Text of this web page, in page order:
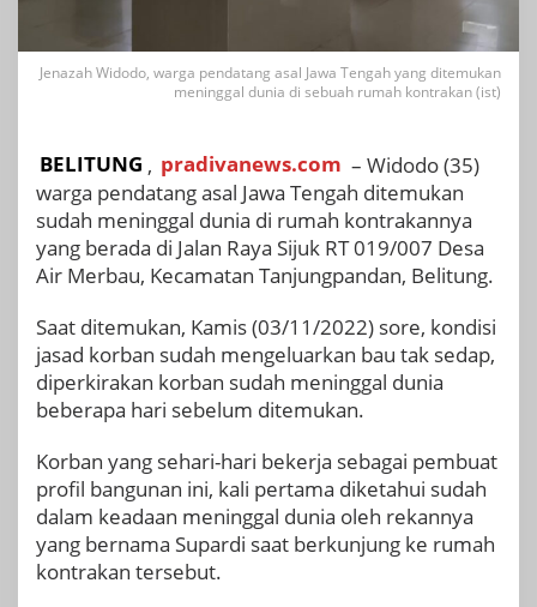
Jenazah Widodo, warga pendatang asal Jawa Tengah yang ditemukan
meninggal dunia di sebuah rumah kontrakan (ist)
BELITUNG , pradivanews.com – Widodo (35)
warga pendatang asal Jawa Tengah ditemukan
sudah meninggal dunia di rumah kontrakannya
yang berada di Jalan Raya Sijuk RT 019/007 Desa
Air Merbau, Kecamatan Tanjungpandan, Belitung.
Saat ditemukan, Kamis (03/11/2022) sore, kondisi
jasad korban sudah mengeluarkan bau tak sedap,
diperkirakan korban sudah meninggal dunia
beberapa hari sebelum ditemukan.
Korban yang sehari-hari bekerja sebagai pembuat
profil bangunan ini, kali pertama diketahui sudah
dalam keadaan meninggal dunia oleh rekannya
yang bernama Supardi saat berkunjung ke rumah
kontrakan tersebut.